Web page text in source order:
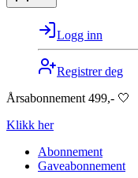
Logg inn
Registrer deg
Årsabonnement 499,- 🤍
Klikk her
Abonnement
Gaveabonnement